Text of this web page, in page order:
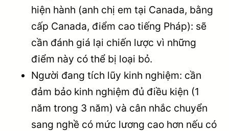
hiện hành (anh chị em tại Canada, bằng
cấp Canada, điểm cao tiếng Pháp): sẽ
cần đánh giá lại chiến lược vì những
điểm này có thể bị loại bỏ.
Người đang tích lũy kinh nghiệm: cần
đảm bảo kinh nghiệm đủ điều kiện (1
năm trong 3 năm) và cân nhắc chuyển
sang nghề có mức lương cao hơn nếu có